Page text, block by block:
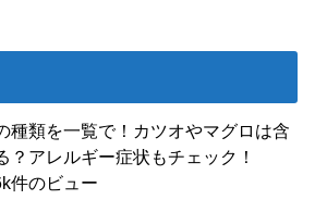
種類を一覧で！カツオやマグロは含
？アレルギー症状もチェック！
件のビュー